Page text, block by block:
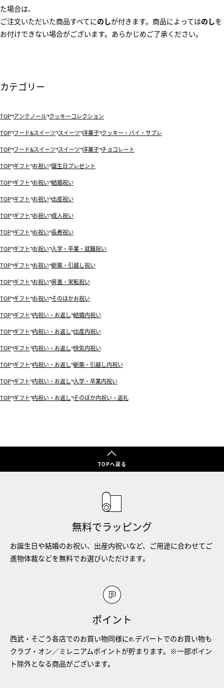
た場合は、
ご注文いただいた商品すべてにのしが付きます。商品によってはのしを
お付けできない場合がございます。あらかじめご了承ください。
カテゴリー
TOP アンテノール クッキーコレクション
TOP フード&スイーツ スイーツ 洋菓子 クッキー・パイ・サブレ
TOP フード&スイーツ スイーツ 洋菓子 チョコレート
TOP ギフト お祝い 誕生日プレゼント
TOP ギフト お祝い 結婚祝い
TOP ギフト お祝い 出産祝い
TOP ギフト お祝い 成人祝い
TOP ギフト お祝い 長寿祝い
TOP ギフト お祝い 入学・卒業・就職祝い
TOP ギフト お祝い 新築・引越し祝い
TOP ギフト お祝い 昇進・栄転祝い
TOP ギフト お祝い そのほかお祝い
TOP ギフト 内祝い・お返し 結婚内祝い
TOP ギフト 内祝い・お返し 出産内祝い
TOP ギフト 内祝い・お返し 快気内祝い
TOP ギフト 内祝い・お返し 新築・引越し内祝い
TOP ギフト 内祝い・お返し 入学・卒業内祝い
TOP ギフト 内祝い・お返し そのほか内祝い・返礼
TOPへ戻る
無料でラッピング
お誕生日や結婚のお祝い、出産内祝いなど、ご用途に合わせてご
進物体裁などを無料でお選びいただけます。
ポイント
西武・そごう各店でのお買い物同様にe.デパートでのお買い物も
クラブ・オン／ミレニアムポイントが貯まります。※一部ポイン
ト除外となる商品がございます。